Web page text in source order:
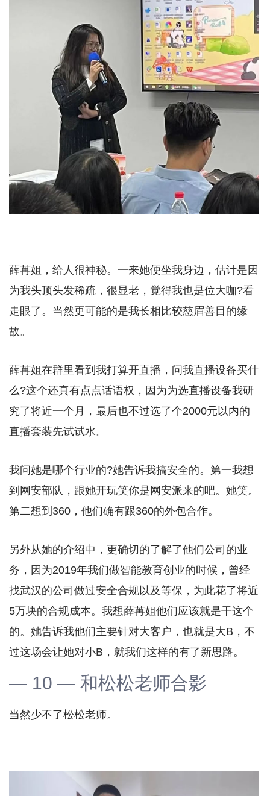
薛苒姐，给人很神秘。一来她便坐我身边，估计是因
为我头顶头发稀疏，很显老，觉得我也是位大咖?看
走眼了。当然更可能的是我长相比较慈眉善目的缘
故。
薛苒姐在群里看到我打算开直播，问我直播设备买什
么?这个还真有点点话语权，因为为选直播设备我研
究了将近一个月，最后也不过选了个2000元以内的
直播套装先试试水。
我问她是哪个行业的?她告诉我搞安全的。第一我想
到网安部队，跟她开玩笑你是网安派来的吧。她笑。
第二想到360，他们确有跟360的外包合作。
另外从她的介绍中，更确切的了解了他们公司的业
务，因为2019年我们做智能教育创业的时候，曾经
找武汉的公司做过安全合规以及等保，为此花了将近
5万块的合规成本。我想薛苒姐他们应该就是干这个
的。她告诉我他们主要针对大客户，也就是大B，不
过这场会让她对小B，就我们这样的有了新思路。
— 10 — 和松松老师合影
当然少不了松松老师。